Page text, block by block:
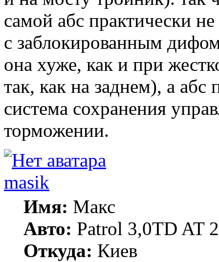
самой абс практически
с заблокированным
она хуже, как и при
так, как на заднем), а абс
система сохранения
торможении.
masik
Имя: Макс
Авто: Patrol 3,0TD AT
Откуда: Киев